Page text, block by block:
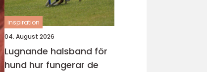
inspiration
04. August 2026
Lugnande halsband för
hund hur fungerar de